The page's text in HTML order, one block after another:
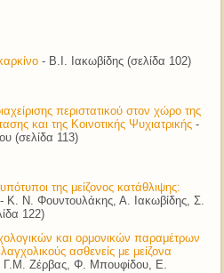
- Β.Ι. Ιακωβίδης (σελίδα 102)
περιστατικού στον χώρο της
και της Κοινοτικής Ψυχιατρικής -
(σελίδα 113)
της μείζονος κατάθλιψης:
- Κ. Ν. Φουντουλάκης, Α. Ιακωβίδης, Σ.
122)
και ορμονικών παραμέτρων
ασθενείς με μείζονα
Γ.Μ. Ζέρβας, Φ. Μπουφίδου, Ε.